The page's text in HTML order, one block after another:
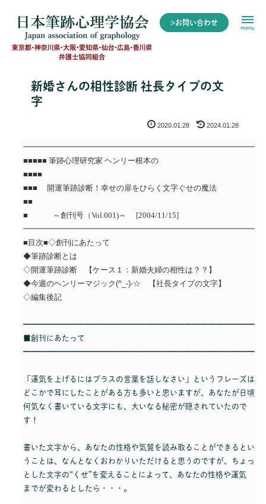
>お問い合わせ
menu
新婚さんの相性診断 社長タイプの文
字
2020.01.28 2024.01.28
━━━━━━━━━━━━━━━━━━━━━━━━━━━━━━
■■■■■ 筆跡心理研究家 ヘンリー根本の
■■■■
■■■ 開運筆跡診断！幸せの扉をひらく文字ぐせの魔法
■■
■ ～創刊号（Vol.001)～ [2004/11/15]
━━━━━━━━━━━━━━━━━━━━━━━━━━━━━━
■目次■◇創刊にあたって
◆筆跡診断とは
◇開運筆跡診断 【ケース１：新婚夫婦の相性は？？】
◆今週のヘンリーマジック(^_-)-☆ 【社長タイプの文字】
◇編集後記
━━━━━━━━━━━━━━━━━━━━━━━━━━━━━━
■創刊にあたって
━━━━━━━━━━━━━━━━━━━━━━━━━━━━━━
「運気を上げるにはプラスの言葉を話しなさい」というフレーズは
どこかで耳にしたことがある方も多いと思いますが、あなたが日頃
何気なく書いている文字にも、大いなる秘密が隠されていたので
す！
書いた文字から、あなたの性格や気質を読み取ることができるとい
うことは、なんとなくおわかりいただけると思うのですが、ちょっ
とした文字の“くせ”を変えることによって、あなたの性格や運気
までが変わるとしたら・・・。